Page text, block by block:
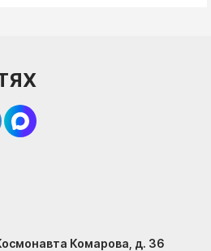
Комарова, д. 36